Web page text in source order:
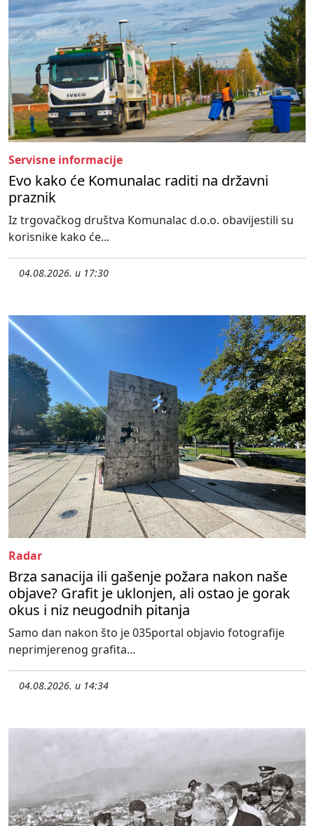
Servisne informacije
Evo kako će Komunalac raditi na državni
praznik
Iz trgovačkog društva Komunalac d.o.o. obavijestili su
korisnike kako će...
04.08.2026. u 17:30
Radar
Brza sanacija ili gašenje požara nakon naše
objave? Grafit je uklonjen, ali ostao je gorak
okus i niz neugodnih pitanja
Samo dan nakon što je 035portal objavio fotografije
neprimjerenog grafita...
04.08.2026. u 14:34